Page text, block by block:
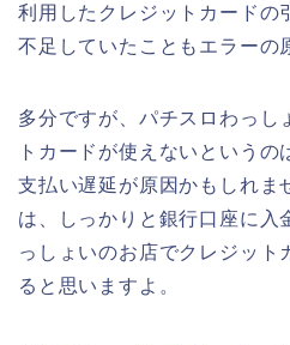
利用したクレジットカードの
不足していたこともエラーの
多分ですが、パチスロわっし
トカードが使えないという
支払い遅延が原因かもしれま
は、しっかりと銀行口座に入
っしょいのお店でクレジット
ると思いますよ。